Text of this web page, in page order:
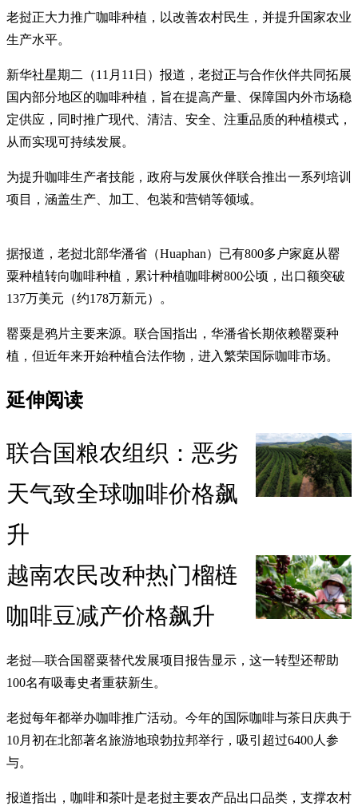
老挝正大力推广咖啡种植，以改善农村民生，并提升国家农业
生产水平。
新华社星期二（11月11日）报道，老挝正与合作伙伴共同拓展
国内部分地区的咖啡种植，旨在提高产量、保障国内外市场稳
定供应，同时推广现代、清洁、安全、注重品质的种植模式，
从而实现可持续发展。
为提升咖啡生产者技能，政府与发展伙伴联合推出一系列培训
项目，涵盖生产、加工、包装和营销等领域。
据报道，老挝北部华潘省（Huaphan）已有800多户家庭从罂
粟种植转向咖啡种植，累计种植咖啡树800公顷，出口额突破
137万美元（约178万新元）。
罂粟是鸦片主要来源。联合国指出，华潘省长期依赖罂粟种
植，但近年来开始种植合法作物，进入繁荣国际咖啡市场。
延伸阅读
联合国粮农组织：恶劣
天气致全球咖啡价格飙
升
越南农民改种热门榴梿
咖啡豆减产价格飙升
老挝—联合国罂粟替代发展项目报告显示，这一转型还帮助
100名有吸毒史者重获新生。
老挝每年都举办咖啡推广活动。今年的国际咖啡与茶日庆典于
10月初在北部著名旅游地琅勃拉邦举行，吸引超过6400人参
与。
报道指出，咖啡和茶叶是老挝主要农产品出口品类，支撑农村